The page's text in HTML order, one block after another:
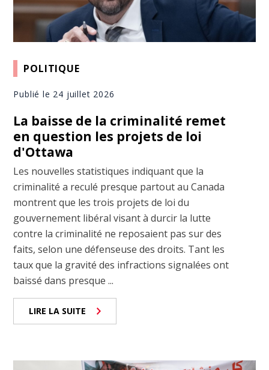
POLITIQUE
Publié le 24 juillet 2026
La baisse de la criminalité remet
en question les projets de loi
d'Ottawa
Les nouvelles statistiques indiquant que la
criminalité a reculé presque partout au Canada
montrent que les trois projets de loi du
gouvernement libéral visant à durcir la lutte
contre la criminalité ne reposaient pas sur des
faits, selon une défenseuse des droits. Tant les
taux que la gravité des infractions signalées ont
baissé dans presque ...
LIRE LA SUITE